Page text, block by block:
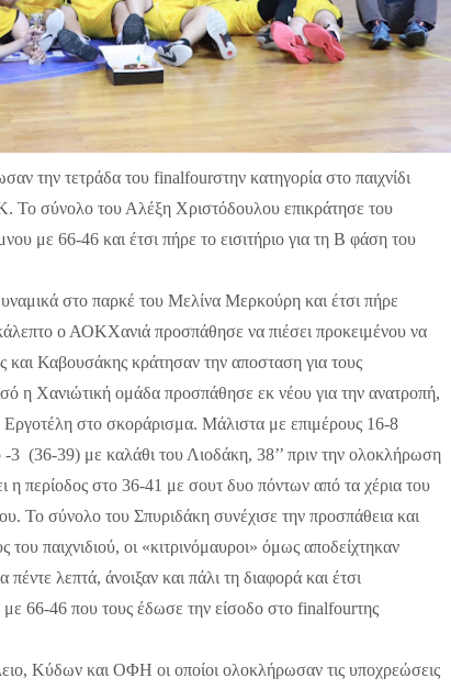
την τετράδα του finalfourστην κατηγορία στο παιχνίδι
σύνολο του Αλέξη Χριστόδουλου επικράτησε του
με 66-46 και έτσι πήρε το εισιτήριο για τη Β φάση του
στο παρκέ του Μελίνα Μερκούρη και έτσι πήρε
ο ΑΟΚΧανιά προσπάθησε να πιέσει προκειμένου να
και Καβουσάκης κράτησαν την αποσταση για τους
η Χανιώτική ομάδα προσπάθησε εκ νέου για την ανατροπή,
Εργοτέλη στο σκοράρισμα. Μάλιστα με επιμέρους 16-8
-3 (36-39) με καλάθι του Λιοδάκη, 38’’ πριν την ολοκλήρωση
η περίοδος στο 36-41 με σουτ δυο πόντων από τα χέρια του
Το σύνολο του Σπυριδάκη συνέχισε την προσπάθεια και
του παιχνιδιού, οι «κιτρινόμαυροι» όμως αποδείχτηκαν
λεπτά, άνοιξαν και πάλι τη διαφορά και έτσι
66-46 που τους έδωσε την είσοδο στο finalfourτης
Κύδων και ΟΦΗ οι οποίοι ολοκλήρωσαν τις υποχρεώσεις